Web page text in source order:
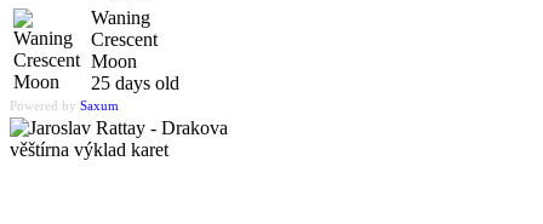
Waning
Crescent
Moon
25 days old
Powered by Saxum